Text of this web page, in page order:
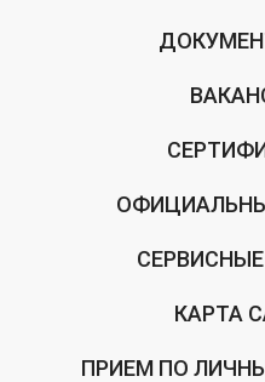
КАРТА
ПРИЕМ ПО